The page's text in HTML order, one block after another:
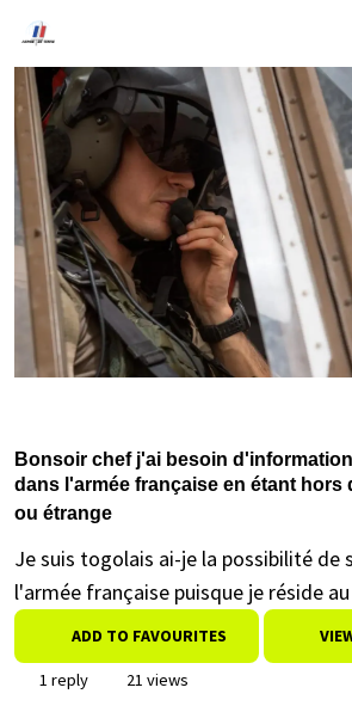
Bonsoir chef j'ai besoin
dans l'armée française en étant hors
ou étrange
Je suis togolais ai-je la possibilité de
l'armée française puisque je réside
ADD TO FAVOURITES
1 reply
21 views